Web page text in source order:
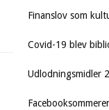
Finanslov som
Covid-19 blev
Udlodningsmidler